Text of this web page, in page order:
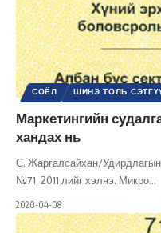
СОЁЛ ШИНЭ ТОЛЬ
Маркетингийн
хандах нь
С. Жаргалсайхан/
№71, 2011 лийг хэлнэ. Микро…
2020-04-08